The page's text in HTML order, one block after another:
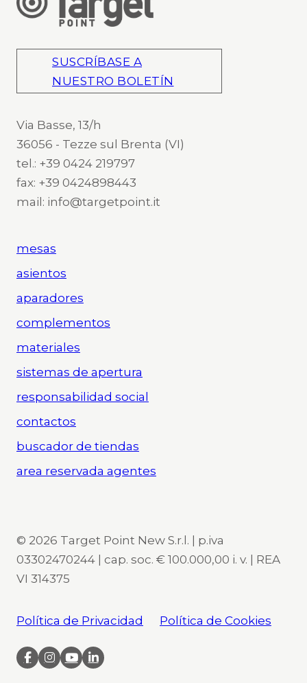
SUSCRÍBASE A
NUESTRO BOLETÍN
Via Basse, 13/h
36056 - Tezze sul Brenta (VI)
tel.: +39 0424 219797
fax: +39 0424898443
mail: info@targetpoint.it
mesas
asientos
aparadores
complementos
materiales
sistemas de apertura
responsabilidad social
contactos
buscador de tiendas
area reservada agentes
© 2026 Target Point New S.r.l. | p.iva
03302470244 | cap. soc. € 100.000,00 i. v. | REA
VI 314375
Política de Privacidad Política de Cookies